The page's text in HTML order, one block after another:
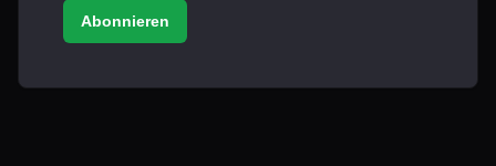
Abonnieren